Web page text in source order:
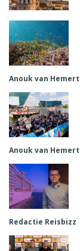
Anouk van Hemert
Anouk van Hemert
Redactie Reisbizz